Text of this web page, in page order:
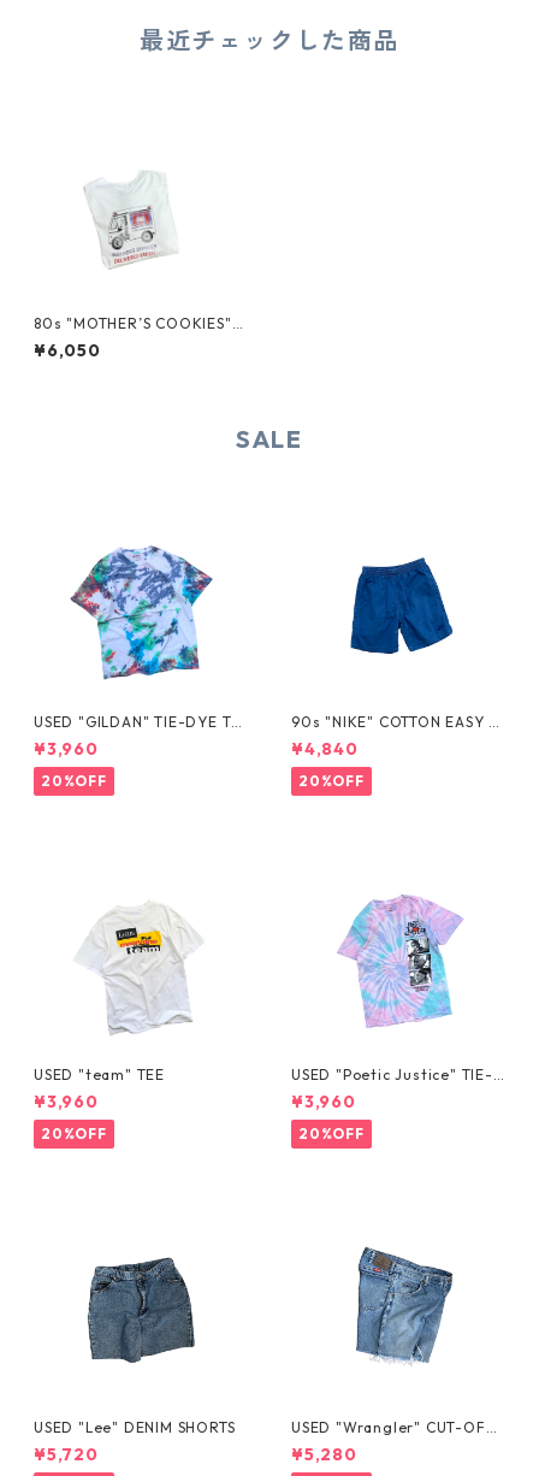
最近チェックした商品
80s "MOTHER’S COOKIES" T
EE
¥6,050
SALE
USED "GILDAN" TIE-DYE TE
E
¥3,960
20%OFF
90s "NIKE" COTTON EASY S
HORTS
¥4,840
20%OFF
USED "team" TEE
¥3,960
20%OFF
USED "Poetic Justice" TIE-D
YE TEE
¥3,960
20%OFF
USED "Lee" DENIM SHORTS
¥5,720
USED "Wrangler" CUT-OFF
DENIM SHORTS
¥5,280